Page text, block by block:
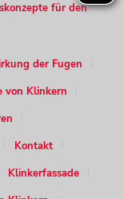
für den
der Fugen
von Klinkern
Kontakt
Klinkerfassade